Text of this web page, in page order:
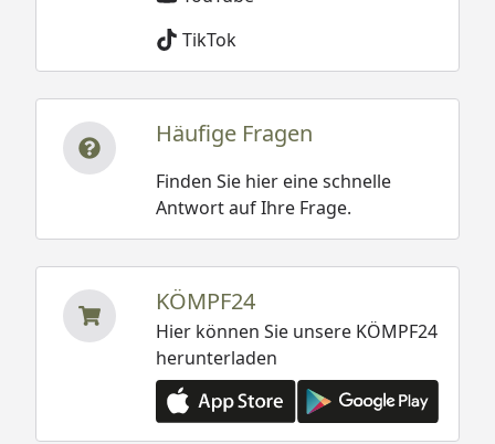
TikTok
Häufige Fragen
Finden Sie hier eine schnelle
Antwort auf Ihre Frage.
KÖMPF24
Hier können Sie unsere KÖMPF24
herunterladen